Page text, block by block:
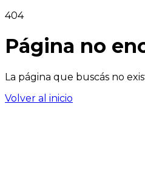
404
Página no
La página que buscás no
Volver al inicio